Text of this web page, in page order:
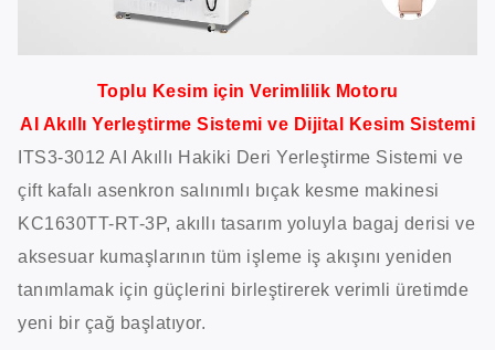
Toplu Kesim için Verimlilik Motoru
AI Akıllı Yerleştirme Sistemi ve Dijital Kesim Sistemi
ITS3-3012 AI Akıllı Hakiki Deri Yerleştirme Sistemi ve
çift kafalı asenkron salınımlı bıçak kesme makinesi
KC1630TT-RT-3P, akıllı tasarım yoluyla bagaj derisi ve
aksesuar kumaşlarının tüm işleme iş akışını yeniden
tanımlamak için güçlerini birleştirerek verimli üretimde
yeni bir çağ başlatıyor.